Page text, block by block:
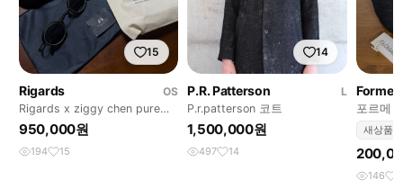
15
Rigards
OS
Rigards x ziggy chen pure
titanium
950,000원
194 15
14
P.R. Patterson
L
P.r.patterson 코트
1,500,000원
497 14
Forme
포르메
새상품
146